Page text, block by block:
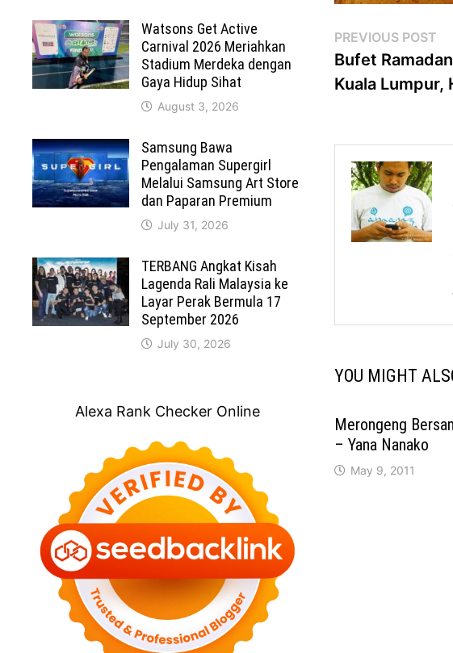
Post
navigation
PREVIOUS POST
Bufet
Kuala Lumpur,
YOU MIGHT
Merongeng
– Yana Nanako
May 9, 2011
Watsons Get Active
Carnival 2026 Meriahkan
Stadium Merdeka dengan
Gaya Hidup Sihat
August 3, 2026
Samsung Bawa
Pengalaman Supergirl
Melalui Samsung Art Store
dan Paparan Premium
July 31, 2026
TERBANG Angkat Kisah
Lagenda Rali Malaysia ke
Layar Perak Bermula 17
September 2026
July 30, 2026
Alexa Rank Checker Online